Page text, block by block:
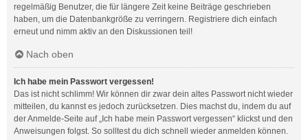
regelmäßig Benutzer, die für längere Zeit keine Beiträge geschrieben
haben, um die Datenbankgröße zu verringern. Registriere dich einfach
erneut und nimm aktiv an den Diskussionen teil!
Nach oben
Ich habe mein Passwort vergessen!
Das ist nicht schlimm! Wir können dir zwar dein altes Passwort nicht wieder
mitteilen, du kannst es jedoch zurücksetzen. Dies machst du, indem du auf
der Anmelde-Seite auf „Ich habe mein Passwort vergessen“ klickst und den
Anweisungen folgst. So solltest du dich schnell wieder anmelden können.